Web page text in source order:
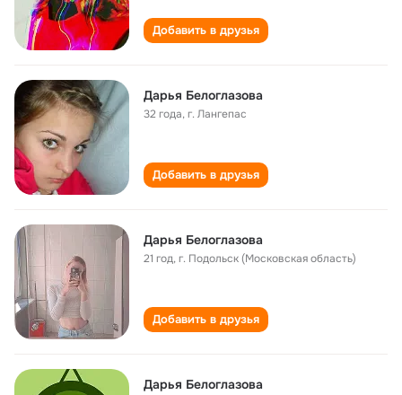
Добавить в друзья
Дарья Белоглазова
32 года,г. Лангепас
Добавить в друзья
Дарья Белоглазова
21 год,г. Подольск (Московская область)
Добавить в друзья
Дарья Белоглазова